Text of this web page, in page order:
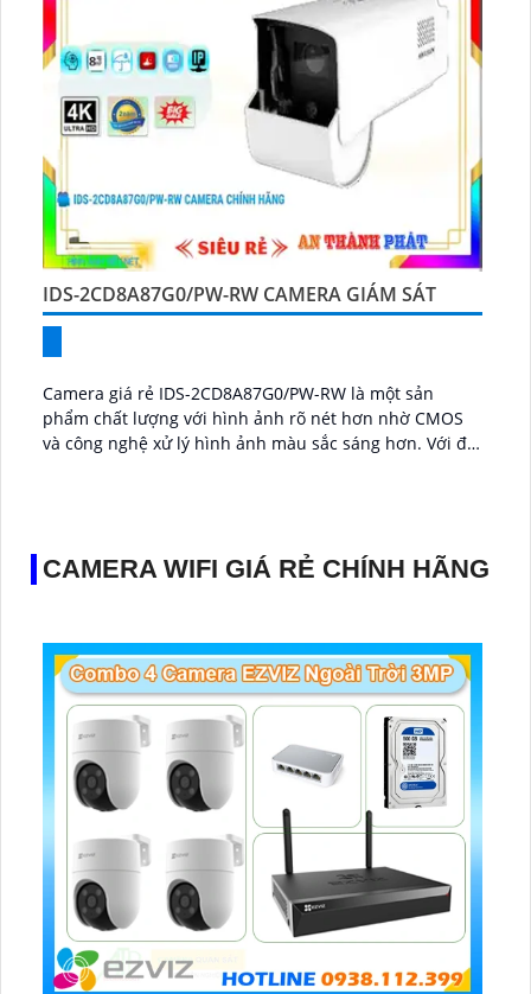
IDS-2CD8A87G0/PW-RW CAMERA GIÁM SÁT
Camera giá rẻ IDS-2CD8A87G0/PW-RW là một sản
phẩm chất lượng với hình ảnh rõ nét hơn nhờ CMOS
và công nghệ xử lý hình ảnh màu sắc sáng hơn. Với độ
CAMERA WIFI GIÁ RẺ CHÍNH HÃNG